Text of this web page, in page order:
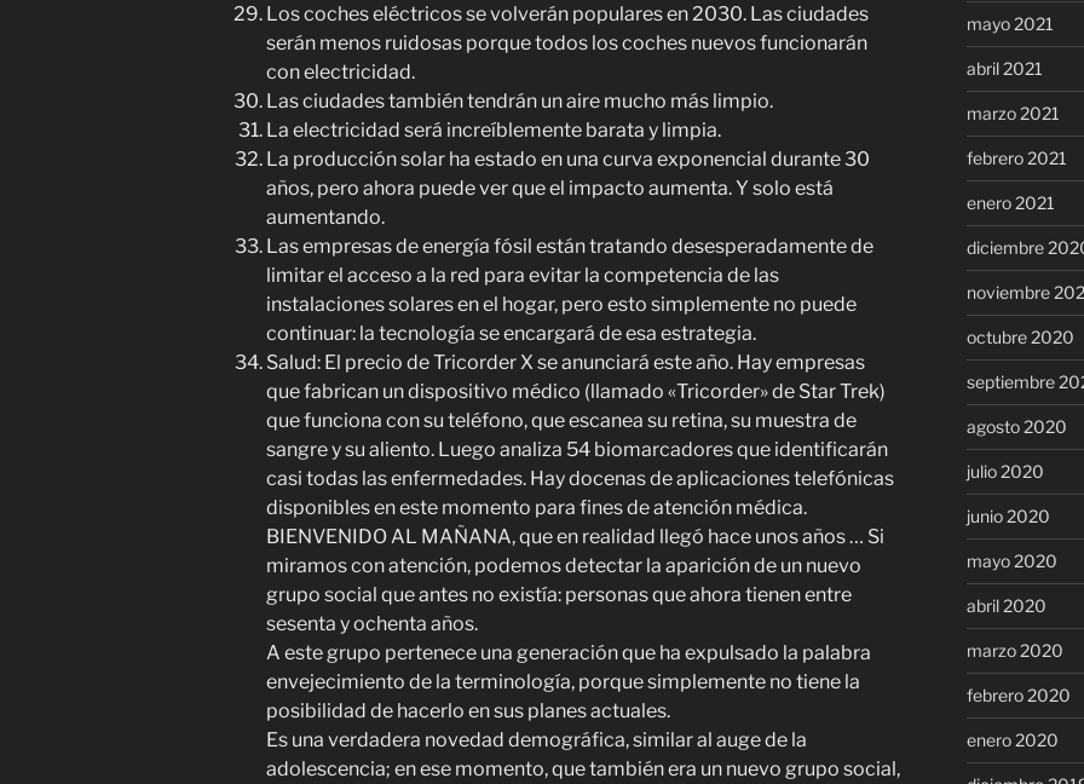
Los coches eléctricos se volverán populares en 2030. Las ciudades
serán menos ruidosas porque todos los coches nuevos funcionarán
con electricidad.
Las ciudades también tendrán un aire mucho más limpio.
La electricidad será increíblemente barata y limpia.
La producción solar ha estado en una curva exponencial durante 30
años, pero ahora puede ver que el impacto aumenta. Y solo está
aumentando.
Las empresas de energía fósil están tratando desesperadamente de
limitar el acceso a la red para evitar la competencia de las
instalaciones solares en el hogar, pero esto simplemente no puede
continuar: la tecnología se encargará de esa estrategia.
Salud: El precio de Tricorder X se anunciará este año. Hay empresas
que fabrican un dispositivo médico (llamado «Tricorder» de Star Trek)
que funciona con su teléfono, que escanea su retina, su muestra de
sangre y su aliento. Luego analiza 54 biomarcadores que identificarán
casi todas las enfermedades. Hay docenas de aplicaciones telefónicas
disponibles en este momento para fines de atención médica.
BIENVENIDO AL MAÑANA, que en realidad llegó hace unos años … Si
miramos con atención, podemos detectar la aparición de un nuevo
grupo social que antes no existía: personas que ahora tienen entre
sesenta y ochenta años.
A este grupo pertenece una generación que ha expulsado la palabra
envejecimiento de la terminología, porque simplemente no tiene la
posibilidad de hacerlo en sus planes actuales.
Es una verdadera novedad demográfica, similar al auge de la
adolescencia; en ese momento, que también era un nuevo grupo social,
mayo 2021
abril 2021
marzo 2021
febrero 2021
enero 2021
diciembre
noviembre
octubre 2020
septiembre
agosto 2020
julio 2020
junio 2020
mayo 2020
abril 2020
marzo 2020
febrero 2020
enero 2020